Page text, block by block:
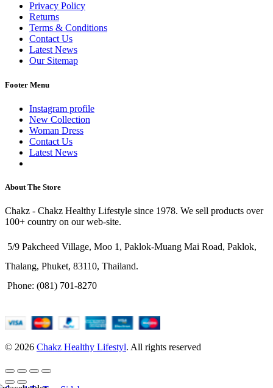
Privacy Policy
Returns
Terms & Conditions
Contact Us
Latest News
Our Sitemap
Footer Menu
Instagram profile
New Collection
Woman Dress
Contact Us
Latest News
About The Store
Chakz - Chakz Healthy Lifestyle since 1978. We sell products over
100+ country on our web-site.
5/9 Pakcheed Village, Moo 1, Paklok-Muang Mai Road, Paklok,
Thalang, Phuket, 83110, Thailand.
Phone: (081) 701-8270
© 2026 Chakz Healthy Lifestyl. All rights reserved